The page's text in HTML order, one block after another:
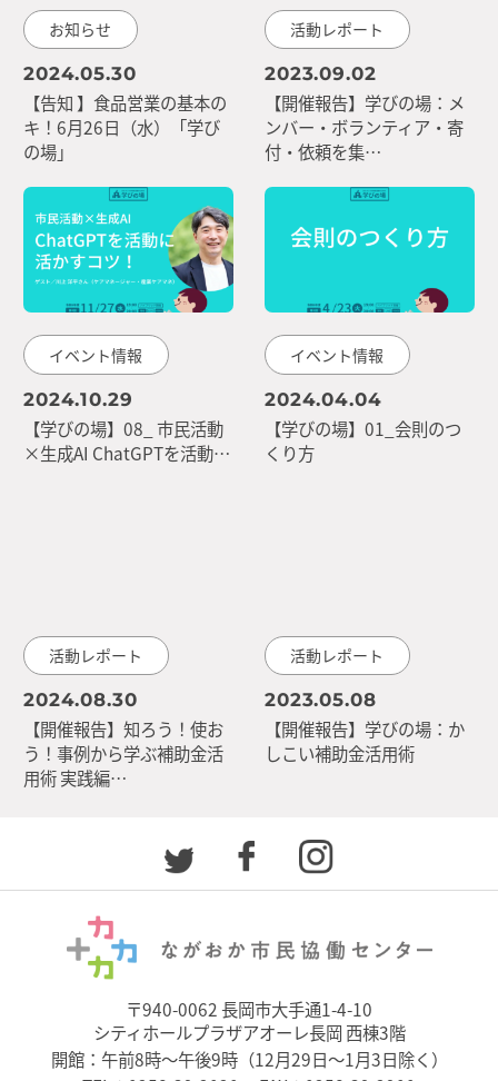
お知らせ
2024.05.30
【告知 】食品営業の基本の
キ！6月26日（水）「学び
の場」
活動レポート
2023.09.02
【開催報告】学びの場：メ
ンバー・ボランティア・寄
付・依頼を集…
イベント情報
2024.10.29
【学びの場】08_ 市民活動
×生成AI ChatGPTを活動…
イベント情報
2024.04.04
【学びの場】01_会則のつ
くり方
活動レポート
2024.08.30
【開催報告】知ろう！使お
う！事例から学ぶ補助金活
用術 実践編…
活動レポート
2023.05.08
【開催報告】学びの場：か
しこい補助金活用術
〒940-0062 長岡市大手通1-4-10
シティホールプラザアオーレ長岡 西棟3階
開館：午前8時～午後9時（12月29日～1月3日除く）